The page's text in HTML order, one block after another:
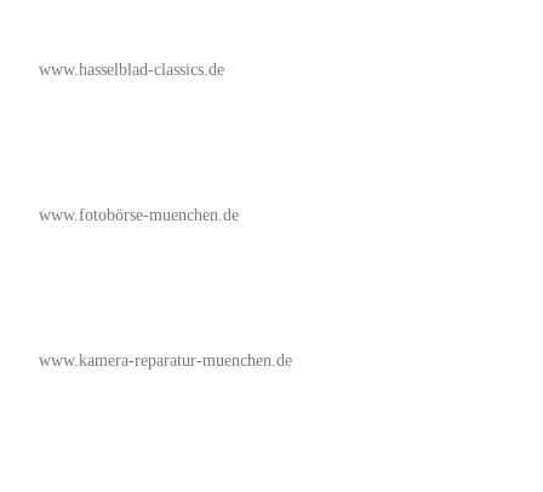
www.hasselblad-classics.de
www.fotobörse-muenchen.de
www.kamera-reparatur-muenchen.de